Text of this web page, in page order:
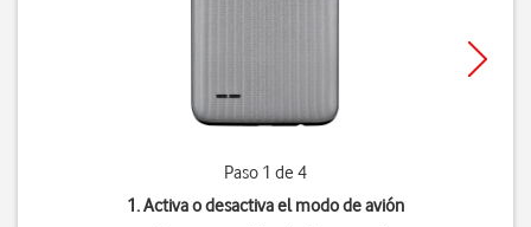
Paso 1 de 4
1. Activa o desactiva el modo de avión